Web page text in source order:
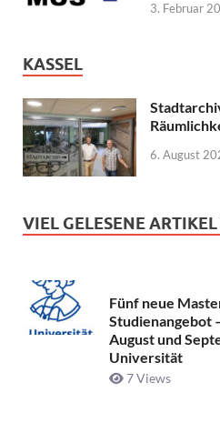
3. Februar
KASSEL
6. August
VIEL GELESENE
Fünf neue
Studienangebot
August und
Universität
7 Views